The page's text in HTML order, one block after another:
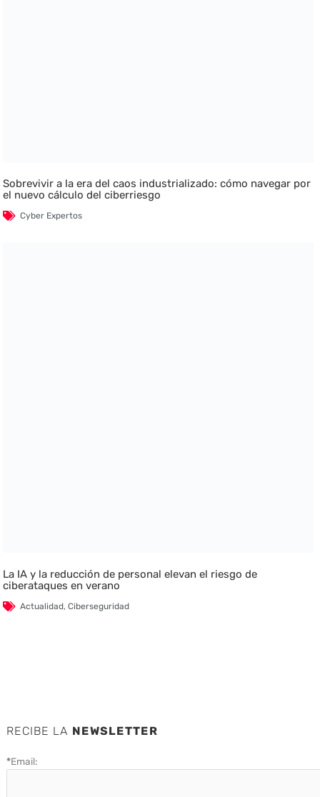
Sobrevivir a la era del caos industrializado: cómo navegar por
el nuevo cálculo del ciberriesgo
Cyber Expertos
La IA y la reducción de personal elevan el riesgo de
ciberataques en verano
Actualidad,Ciberseguridad
RECIBE LA NEWSLETTER
*Email: